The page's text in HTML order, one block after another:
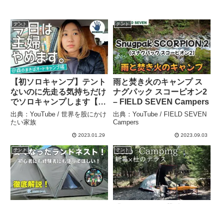
テント
【初ソロキャンプ】テント
ないのに先走る気持ちだけ
でソロキャンプします【森
のまきばオートキャンプ
場】 – 世界を股にかけたい
出典：YouTube / 世界を股にかけ
たい家族
2023.01.29
テント
雨と焚き火のキャンプ ス
ナグパック スコーピオン2
– FIELD SEVEN Campers
出典：YouTube / FIELD SEVEN
Campers
2023.09.03
テント テント